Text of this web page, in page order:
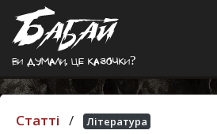
Ви думали, це казочки?
Статті / Література